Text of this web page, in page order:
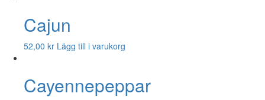
Cajun
52,00 kr Lägg till i varukorg
Cayennepeppar